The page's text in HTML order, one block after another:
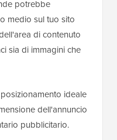
potrebbe
medio sul tuo sito
di contenuto
sia di immagini che
ideale
dell'annuncio
pubblicitario.